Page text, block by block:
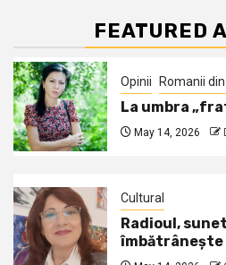
FEATURED
Opinii Romanii
La umbra
May 14, 2026
Cultural
Radioul,
îmbătrânește